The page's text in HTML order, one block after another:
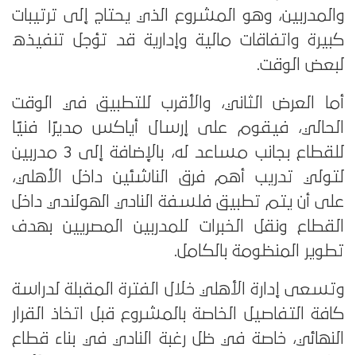
والمدربين، وهو المشروع الذي يحتاج إلى ترتيبات
كبيرة واتفاقات مالية وإدارية قد تؤجل تنفيذه
لبعض الوقت.
أما العرض الثاني، والأقرب للتطبيق في الوقت
الحالي، فيقوم على إرسال أياكس مديرًا فنيًا
للقطاع بجانب مساعد له، بالإضافة إلى 3 مدربين
لتولي تدريب أهم فرق الناشئين داخل الأهلي،
على أن يتم تطبيق فلسفة النادي الهولندي داخل
القطاع ونقل الخبرات للمدربين المصريين بهدف
تطوير المنظومة بالكامل.
وتسعى إدارة الأهلي خلال الفترة المقبلة لدراسة
كافة التفاصيل الخاصة بالمشروع قبل اتخاذ القرار
النهائي، خاصة في ظل رغبة النادي في بناء قطاع